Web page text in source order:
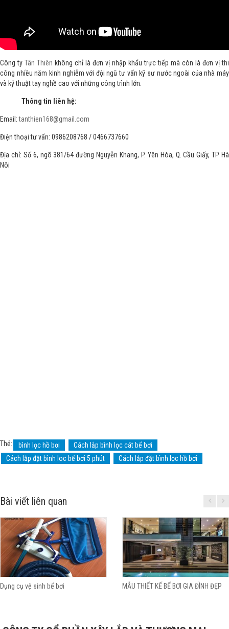
Công ty Tân Thiên không chỉ là đơn vị nhập khẩu trực tiếp mà còn là đơn vị thi
công nhiều năm kinh nghiễm với đội ngũ tư vấn kỹ sư nước ngoài của nhà máy
và kỹ thuật tay nghề cao với những công trình lớn.
Thông tin liên hệ:
Email:tanthien168@gmail.com
Điện thoại tư vấn: 0986208768 / 0466737660
Địa chỉ: Số 6, ngõ 381/64 đường Nguyễn Khang, P. Yên Hòa, Q. Cầu Giấy, TP Hà
Nôi
Thẻ: bình lọc hồ bơi
Cách lắp bình lọc cát bể bơi
Cách lắp đặt bình loc bể bơi 5 phút
Cách lắp đặt bình lọc hồ bơi
Bài viết liên quan
Dụng cụ vệ sinh bể bơi MẪU THIẾT KẾ BỂ BƠI GIA ĐÌNH ĐẸP